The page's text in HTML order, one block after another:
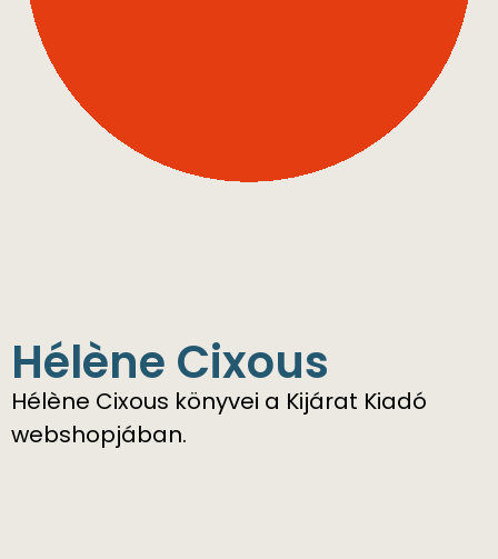
Hélène Cixous
Hélène Cixous könyvei a Kijárat Kiadó
webshopjában.